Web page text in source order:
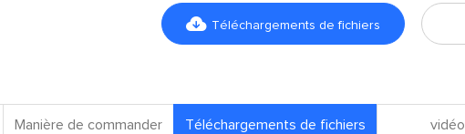
 Téléchargements de fichiers
Manière de commander Téléchargements de fichiers vidéo